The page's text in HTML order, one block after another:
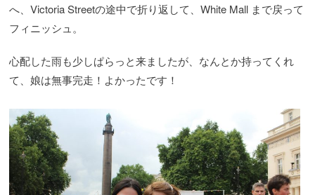
へ、Victoria Streetの途中で折り返して、White Mall まで戻って
フィニッシュ。
心配した雨も少しぱらっと来ましたが、なんとか持ってくれ
て、娘は無事完走！よかったです！